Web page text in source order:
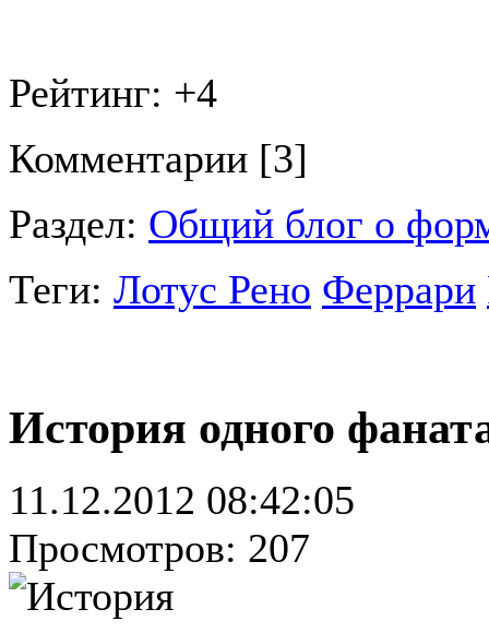
Рейтинг: +4
Комментарии [3]
Раздел: Общий блог о
Теги: Лотус Рено Феррари
История одного
11.12.2012 08:42:05
Просмотров: 207